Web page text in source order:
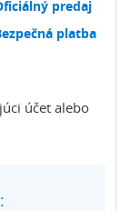
predaj
platba
účet alebo